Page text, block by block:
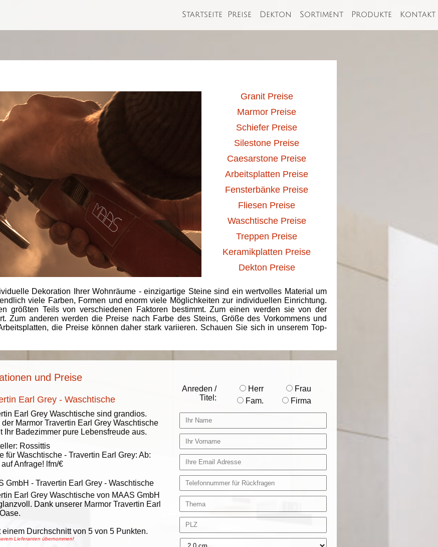
Startseite Preise Dekton Sortiment Produkte Kontakt
Granit Preise
Marmor Preise
Schiefer Preise
Silestone Preise
Caesarstone Preise
Arbeitsplatten Preise
Fensterbänke Preise
Fliesen Preise
Waschtische Preise
Treppen Preise
Keramikplatten Preise
Dekton Preise
Dekoration Ihrer Wohnräume - einzigartige Steine sind ein wertvolles Material um
viele Farben, Formen und enorm viele Möglichkeiten zur individuellen Einrichtung.
größten Teils von verschiedenen Faktoren bestimmt. Zum einen werden sie von der
Zum anderen werden die Preise nach Farbe des Steins, Größe des Vorkommens und
die Preise können daher stark variieren. Schauen Sie sich in unserem Top-
und Preise
Earl Grey - Waschtische
Earl Grey Waschtische sind grandios.
der Marmor Travertin Earl Grey Waschtische
Ihr Badezimmer pure Lebensfreude aus.
Rossittis
für Waschtische - Travertin Earl Grey: Ab:
Anfrage! lfm/€
GmbH - Travertin Earl Grey - Waschtische
Earl Grey Waschtische von MAAS GmbH
Dank unserer Marmor Travertin Earl
Durchschnitt von 5 von 5 Punkten.
Lieferanten übernommen!
Anreden /
Titel:
Herr
Frau
Fam.
Firma